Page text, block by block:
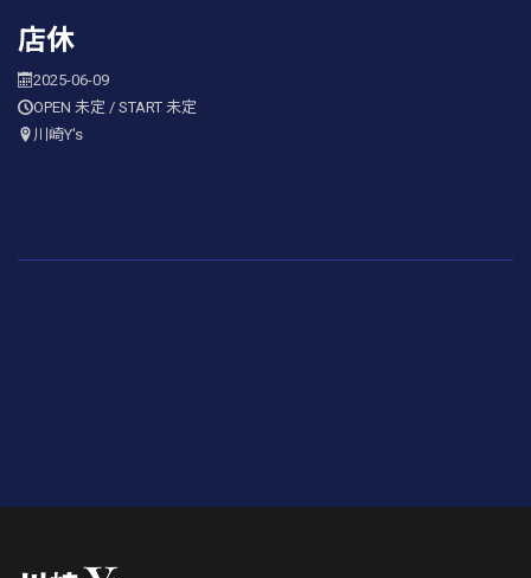
店休
2025-06-09
OPEN 未定 / START 未定
川崎Y's